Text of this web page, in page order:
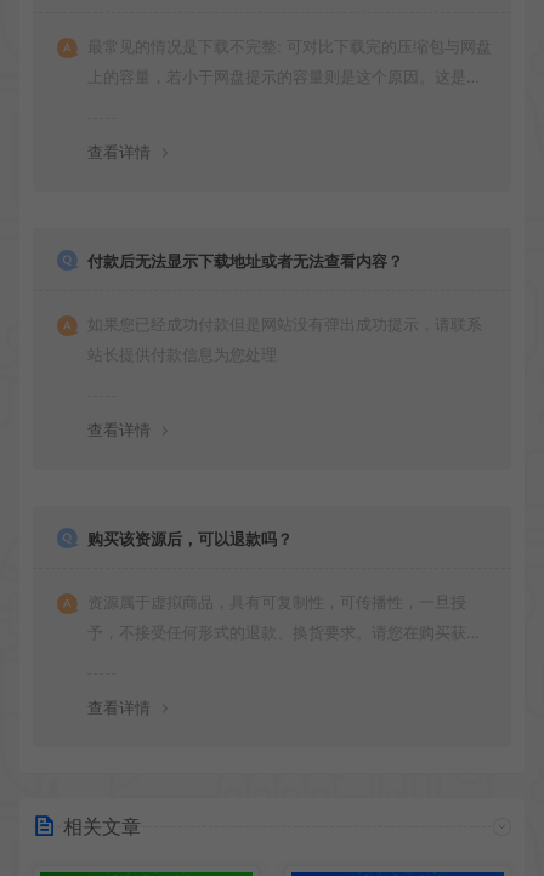
最常见的情况是下载不完整: 可对比下载完的压缩包与网盘
上的容量，若小于网盘提示的容量则是这个原因。这是浏
查看详情
付款后无法显示下载地址或者无法查看内容？
如果您已经成功付款但是网站没有弹出成功提示，请联系
站长提供付款信息为您处理
查看详情
购买该资源后，可以退款吗？
资源属于虚拟商品，具有可复制性，可传播性，一旦授
予，不接受任何形式的退款、换货要求。请您在购买获取
查看详情
相关文章